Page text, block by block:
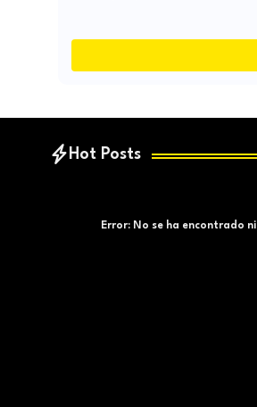
Hot Posts
Error: No se ha encontrado